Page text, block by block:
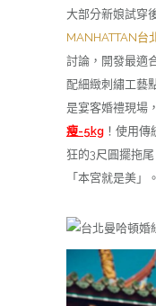
大部分新娘試穿
MANHATTAN台
討論，開發最適
配細緻刺繡工藝
是宴客婚禮現場
瘦-5kg ！使用
狂的3尺圓擺拖
「本宮就是美」。